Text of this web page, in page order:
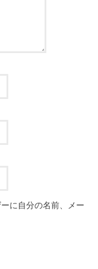
に自分の名前、メー